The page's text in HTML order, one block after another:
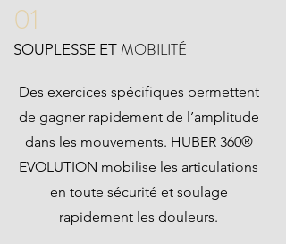
01
SOUPLESSE ET MOBILITÉ
Des exercices spécifiques permettent
de gagner rapidement de l’amplitude
dans les mouvements. HUBER 360®
EVOLUTION mobilise les articulations
en toute sécurité et soulage
rapidement les douleurs.